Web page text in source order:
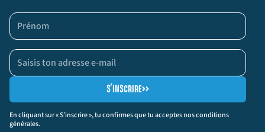
En cliquant sur « S’inscrire », tu confirmes que tu acceptes nos conditions
générales.
S'INSCRIRE>>